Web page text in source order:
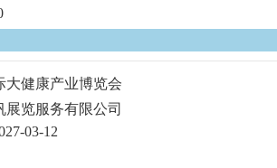
大健康产业博览会
览服务有限公司
03-12